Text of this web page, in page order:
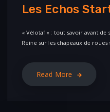
Les Echos
« Vélotaf » : tout savoir avant de
Reine sur les chapeaux de roues
Read More